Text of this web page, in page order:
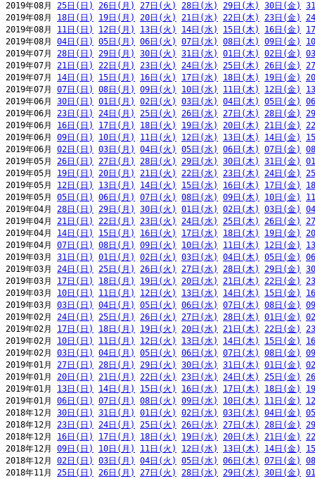
2019年08月 25日(日) 26日(月) 27日(火) 28日(水) 29日(木) 30日(金)
2019年08月 18日(日) 19日(月) 20日(火) 21日(水) 22日(木) 23日(金)
2019年08月 11日(日) 12日(月) 13日(火) 14日(水) 15日(木) 16日(金)
2019年08月 04日(日) 05日(月) 06日(火) 07日(水) 08日(木) 09日(金)
2019年07月 28日(日) 29日(月) 30日(火) 31日(水) 01日(木) 02日(金)
2019年07月 21日(日) 22日(月) 23日(火) 24日(水) 25日(木) 26日(金)
2019年07月 14日(日) 15日(月) 16日(火) 17日(水) 18日(木) 19日(金)
2019年07月 07日(日) 08日(月) 09日(火) 10日(水) 11日(木) 12日(金)
2019年06月 30日(日) 01日(月) 02日(火) 03日(水) 04日(木) 05日(金)
2019年06月 23日(日) 24日(月) 25日(火) 26日(水) 27日(木) 28日(金)
2019年06月 16日(日) 17日(月) 18日(火) 19日(水) 20日(木) 21日(金)
2019年06月 09日(日) 10日(月) 11日(火) 12日(水) 13日(木) 14日(金)
2019年06月 02日(日) 03日(月) 04日(火) 05日(水) 06日(木) 07日(金)
2019年05月 26日(日) 27日(月) 28日(火) 29日(水) 30日(木) 31日(金)
2019年05月 19日(日) 20日(月) 21日(火) 22日(水) 23日(木) 24日(金)
2019年05月 12日(日) 13日(月) 14日(火) 15日(水) 16日(木) 17日(金)
2019年05月 05日(日) 06日(月) 07日(火) 08日(水) 09日(木) 10日(金)
2019年04月 28日(日) 29日(月) 30日(火) 01日(水) 02日(木) 03日(金)
2019年04月 21日(日) 22日(月) 23日(火) 24日(水) 25日(木) 26日(金)
2019年04月 14日(日) 15日(月) 16日(火) 17日(水) 18日(木) 19日(金)
2019年04月 07日(日) 08日(月) 09日(火) 10日(水) 11日(木) 12日(金)
2019年03月 31日(日) 01日(月) 02日(火) 03日(水) 04日(木) 05日(金)
2019年03月 24日(日) 25日(月) 26日(火) 27日(水) 28日(木) 29日(金)
2019年03月 17日(日) 18日(月) 19日(火) 20日(水) 21日(木) 22日(金)
2019年03月 10日(日) 11日(月) 12日(火) 13日(水) 14日(木) 15日(金)
2019年03月 03日(日) 04日(月) 05日(火) 06日(水) 07日(木) 08日(金)
2019年02月 24日(日) 25日(月) 26日(火) 27日(水) 28日(木) 01日(金)
2019年02月 17日(日) 18日(月) 19日(火) 20日(水) 21日(木) 22日(金)
2019年02月 10日(日) 11日(月) 12日(火) 13日(水) 14日(木) 15日(金)
2019年02月 03日(日) 04日(月) 05日(火) 06日(水) 07日(木) 08日(金)
2019年01月 27日(日) 28日(月) 29日(火) 30日(水) 31日(木) 01日(金)
2019年01月 20日(日) 21日(月) 22日(火) 23日(水) 24日(木) 25日(金)
2019年01月 13日(日) 14日(月) 15日(火) 16日(水) 17日(木) 18日(金)
2019年01月 06日(日) 07日(月) 08日(火) 09日(水) 10日(木) 11日(金)
2018年12月 30日(日) 31日(月) 01日(火) 02日(水) 03日(木) 04日(金)
2018年12月 23日(日) 24日(月) 25日(火) 26日(水) 27日(木) 28日(金)
2018年12月 16日(日) 17日(月) 18日(火) 19日(水) 20日(木) 21日(金)
2018年12月 09日(日) 10日(月) 11日(火) 12日(水) 13日(木) 14日(金)
2018年12月 02日(日) 03日(月) 04日(火) 05日(水) 06日(木) 07日(金)
2018年11月 25日(日) 26日(月) 27日(火) 28日(水) 29日(木) 30日(金)